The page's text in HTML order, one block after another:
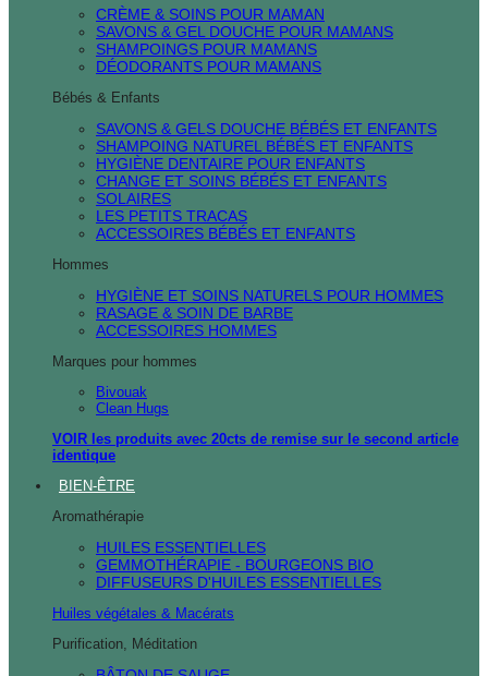
CRÈME & SOINS POUR MAMAN
SAVONS & GEL DOUCHE POUR MAMANS
SHAMPOINGS POUR MAMANS
DÉODORANTS POUR MAMANS
Bébés & Enfants
SAVONS & GELS DOUCHE BÉBÉS ET ENFANTS
SHAMPOING NATUREL BÉBÉS ET ENFANTS
HYGIÈNE DENTAIRE POUR ENFANTS
CHANGE ET SOINS BÉBÉS ET ENFANTS
SOLAIRES
LES PETITS TRACAS
ACCESSOIRES BÉBÉS ET ENFANTS
Hommes
HYGIÈNE ET SOINS NATURELS POUR HOMMES
RASAGE & SOIN DE BARBE
ACCESSOIRES HOMMES
Marques pour hommes
Bivouak
Clean Hugs
VOIR les produits avec 20cts de remise sur le second article
identique
BIEN-ÊTRE
Aromathérapie
HUILES ESSENTIELLES
GEMMOTHÉRAPIE - BOURGEONS BIO
DIFFUSEURS D'HUILES ESSENTIELLES
Huiles végétales & Macérats
Purification, Méditation